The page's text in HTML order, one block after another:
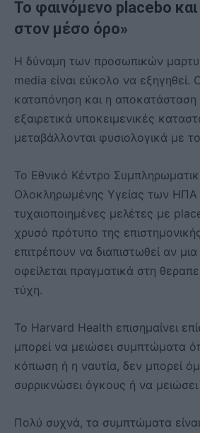
Το φαινόμενο placebo
στον μέσο όρο»
Η δύναμη των προσωπικών
media είναι εύκολο να εξηγηθεί.
καταπόνηση και η αποκατάσταση
εξαιρετικά υποκειμενικές
μεταβάλλονται φυσιολογικά με
Το Εθνικό Κέντρο
Ολοκληρωμένης Υγείας των ΗΠΑ
τυχαιοποιημένες μελέτες με
χρυσό πρότυπο της
επιτρέπουν να διαπιστωθεί αν
οφείλεται πραγματικά στη
τύχη.
Το Harvard Health επισημαίνει
μπορεί να μειώσει συμπτώματα
κόπωση ή η ναυτία, δεν μπορεί
συρρικνώσει όγκους ή να
Πολύ συχνά, τα συμπτώματα